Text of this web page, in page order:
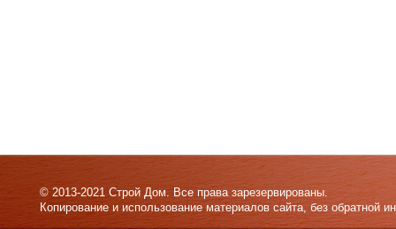
© 2013-2021 Строй Дом. Все права зарезервированы.
Копирование и использование материалов сайта, без обратной